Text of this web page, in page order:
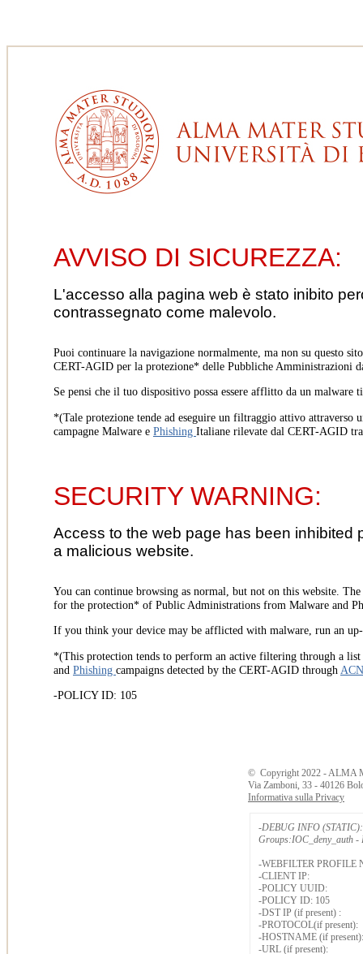
AVVISO DI SICUREZZA:
L'accesso alla pagina web è stato inibito
contrassegnato come malevolo.
Puoi continuare la navigazione normalmente, ma non su questo
CERT-AGID per la protezione* delle Pubbliche Amministrazioni
Se pensi che il tuo dispositivo possa essere afflitto da un
*(Tale protezione tende ad eseguire un filtraggio attivo
campagne Malware e Phishing Italiane rilevate dal CERT-AGID
SECURITY WARNING:
Access to the web page has been
a malicious website.
You can continue browsing as normal, but not on this website.
for the protection* of Public Administrations from Malware and
If you think your device may be afflicted with malware, run an
*(This protection tends to perform an active filtering through a
and Phishing campaigns detected by the CERT-AGID through
-POLICY ID: 105
© Copyright 2022 - ALMA
Via Zamboni, 33 - 40126
Informativa sulla Privacy
-DEBUG INFO (STATIC):
Groups:IOC_deny_auth -
-WEBFILTER PROFILE
-CLIENT IP:
-POLICY UUID:
-POLICY ID: 105
-DST IP (if present) :
-PROTOCOL(if present):
-HOSTNAME (if present):
-URL (if present):